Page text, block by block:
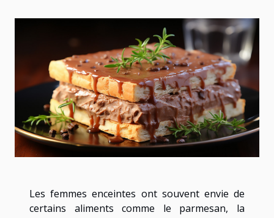
Les femmes enceintes ont souvent envie de
certains aliments comme le parmesan, la